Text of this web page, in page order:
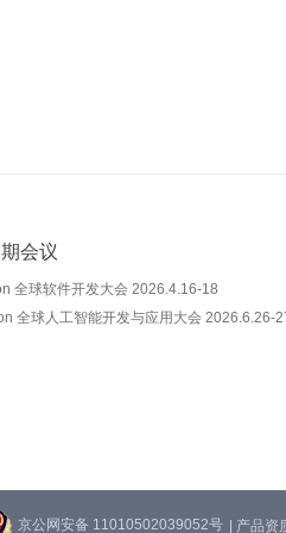
会议
全球软件开发大会 2026.4.16-18
全球人工智能开发与应用大会 2026.6.26-
京公网安备 11010502039052号 | 产品资